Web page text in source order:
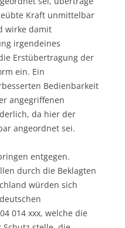
Kraft unmittelbar
wirke damit
irgendeines
Erstübertragung der
ein. Ein
Bedienbarkeit
angegriffenen
da hier der
angeordnet sei.
entgegen.
durch die Beklagten
würden sich
014 xxx, welche die